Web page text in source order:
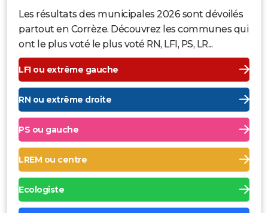
Les résultats des municipales 2026 sont dévoilés
partout en Corrèze. Découvrez les communes qui
ont le plus voté le plus voté RN, LFI, PS, LR...
LFI ou extrême gauche
RN ou extrême droite
PS ou gauche
LREM ou centre
Ecologiste